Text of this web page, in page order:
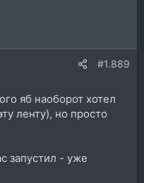
#1.889
яб наоборот хотел
ленту), но просто
запустил - уже